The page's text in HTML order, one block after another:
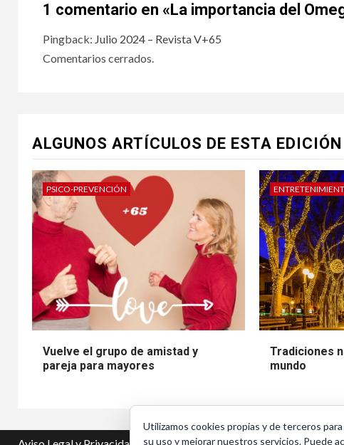
1 comentario en «La importancia del
Pingback: Julio 2024 – Revista V+65
Comentarios cerrados.
ALGUNOS ARTÍCULOS DE ESTA EDICIÓN
PSICO-PREVENCIÓN
Vuelve el grupo de amistad y
pareja para mayores
Tradiciones
mundo
Utilizamos cookies propias y de terceros
su uso y mejorar nuestros servicios. Puede